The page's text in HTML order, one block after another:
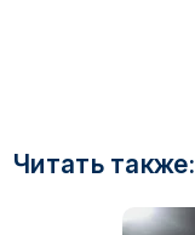
Читать также: